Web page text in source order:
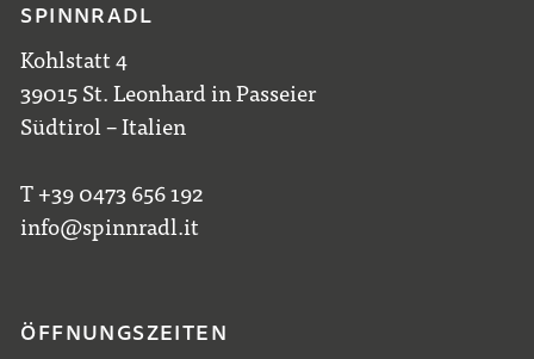
SPINNRADL
Kohlstatt 4
39015 St. Leonhard in Passeier
Südtirol – Italien
T +39 0473 656 192
info@spinnradl.it
ÖFFNUNGSZEITEN